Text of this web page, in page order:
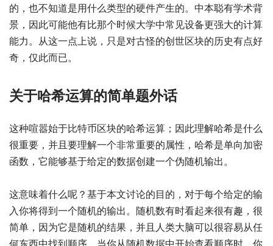
的，也不知道是用什么类型的硬件产生的。中本聪有学术背
景，因此可能他有比那个时候大学中常见设备更强大的计算
能力。从这一点上说，只是对古怪的创世区块的历史有点好
奇，仅此而已。
关于哈希运算的简单题外话
这种喧嚣始于比特币区块的哈希运算；因此理解哈希是什么
很重要，并且要理解一个非常重要的属性，哈希是单向加密
函数，它能够基于给定的数据创建一个伪随机输出。
这意味着什么呢？基于本文讨论的目的，对于每个给定的输
入你将得到一个随机的输出。随机数有时看起来很有趣，很
简单，因为它是随机的结果，并且人类大脑可以很容易从任